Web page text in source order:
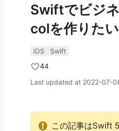
Swiftでビジ
colを作りた
iOS
Swift
44
Last updated at 2022-07-
この記事はSwift